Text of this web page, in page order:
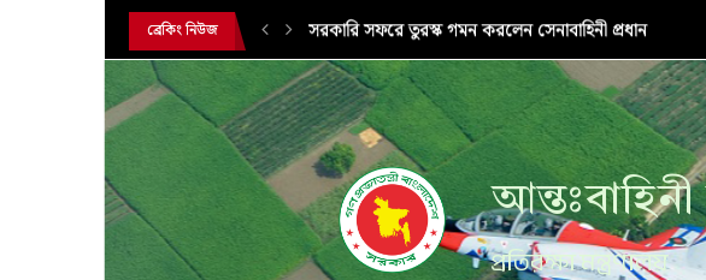
ব্রেকিং নিউজ সরকারি সফরে তুরস্ক গমন করলেন সেনাবাহিনী প্রধান
প্রতিরক্ষা মন্ত্রণালয়